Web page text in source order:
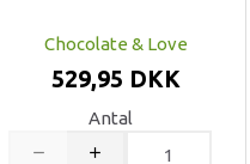
Chocolate & Love
529,95 DKK
Antal